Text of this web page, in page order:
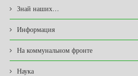
Знай наших…
Информация
На коммунальном фронте
Наука